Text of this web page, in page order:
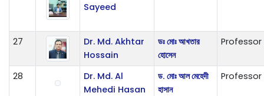
Sayeed
27
Dr. Md. Akhtar
Hossain
ডঃ মোঃ আখতার
হোসেন
Professor
28
Dr. Md. Al
Mehedi Hasan
ড. মোঃ আল মেহেদী
হাসান
Professor